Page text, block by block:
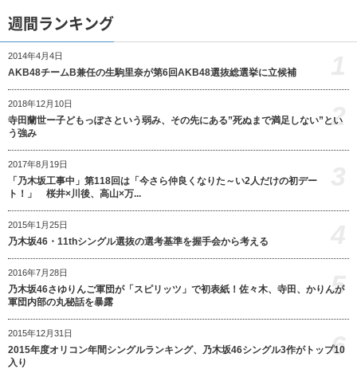
週間ランキング
2014年4月4日
AKB48チームB兼任の生駒里奈が第6回AKB48選抜総選挙に立候補
2018年12月10日
寺田蘭世ー子どもっぽさという弱み、その先にある”死ぬまで満足しない”とい
う強み
2
2017年8月19日
「乃木坂工事中」第118回は「今さら仲良くなりた～い2人だけの初デー
ト！」 桜井×川後、高山×万...
2015年1月25日
乃木坂46・11thシングル選抜の選考基準を握手会から考える
2016年7月28日
乃木坂46さゆりんご軍団が「スピリッツ」で初表紙！佐々木、寺田、かりんが
軍団内部の丸秘話を暴露
5
2015年12月31日
2015年度オリコン年間シングルランキング、乃木坂46シングル3作がトップ10
入り
6